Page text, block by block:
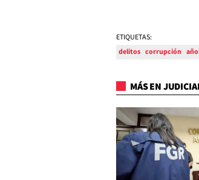
ETIQUETAS:
delitos corrupción
MÁS EN